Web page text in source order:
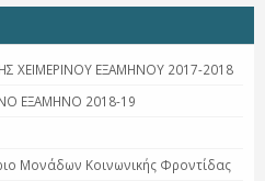
ΧΕΙΜΕΡΙΝΟΥ ΕΞΑΜΗΝΟΥ 2017-2018
ΕΞΑΜΗΝΟ 2018-19
Μονάδων Κοινωνικής Φροντίδας